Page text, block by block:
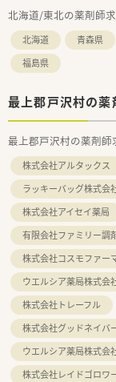
北海道/東北の薬剤師
北海道 青森県
福島県
最上郡戸沢村の
最上郡戸沢村の薬剤師
株式会社アルタックス
ラッキーバッグ株式会
株式会社アイセイ薬局
有限会社ファミリー調
株式会社コスモファー
ウエルシア薬局株式会
株式会社トレーフル
株式会社グッドネイバ
ウエルシア薬局株式会
株式会社レイドゴロワ